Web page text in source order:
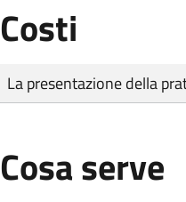
Costi
Tipo di pagamento
Importo
La presentazione della
Cosa serve